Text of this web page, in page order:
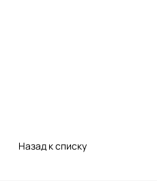
Назад к списку